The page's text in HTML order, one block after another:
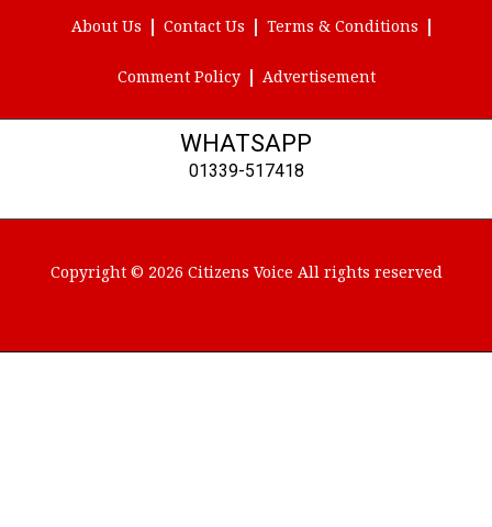
About Us Contact Us Terms & Conditions
Comment Policy Advertisement
WHATSAPP
01339-517418
Copyright © 2026 Citizens Voice All rights reserved